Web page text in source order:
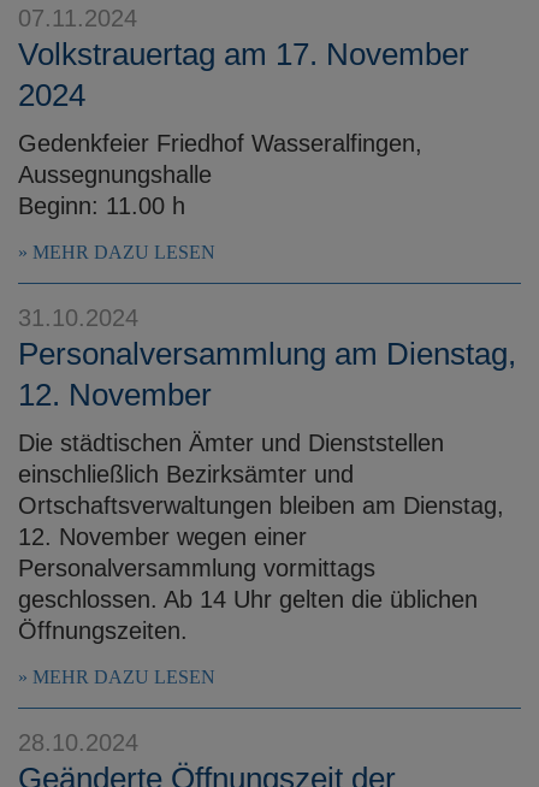
07.11.2024
Volkstrauertag am 17. November
2024
Gedenkfeier Friedhof Wasseralfingen,
Aussegnungshalle
Beginn: 11.00 h
MEHR DAZU LESEN
31.10.2024
Personalversammlung am Dienstag,
12. November
Die städtischen Ämter und Dienststellen
einschließlich Bezirksämter und
Ortschaftsverwaltungen bleiben am Dienstag,
12. November wegen einer
Personalversammlung vormittags
geschlossen. Ab 14 Uhr gelten die üblichen
Öffnungszeiten.
MEHR DAZU LESEN
28.10.2024
Geänderte Öffnungszeit der